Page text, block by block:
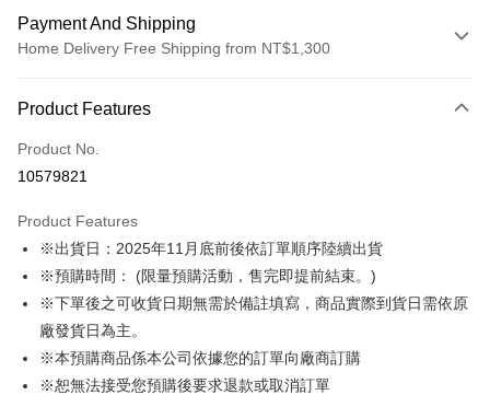
Payment And Shipping
Home Delivery Free Shipping from NT$1,300
Credit Card (Full Payment)
LINE Pay
Easy Wallet
Google Pay
ATM Transfer
Shipping Method
Product Features
Product No.
10579821
Product Features
※出貨日：2025年11月底前後依訂單順序陸續出貨
※預購時間： (限量預購活動，售完即提前結束。)
※下單後之可收貨日期無需於備註填寫，商品實際到貨日需依原
廠發貨日為主。
※本預購商品係本公司依據您的訂單向廠商訂購
※恕無法接受您預購後要求退款或取消訂單